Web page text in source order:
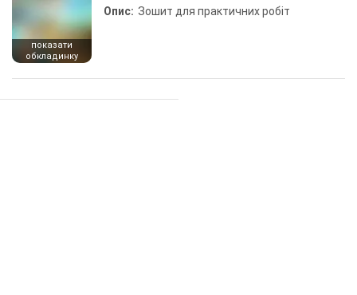
показати
обкладинку
Опис: Зошит для практичних робіт